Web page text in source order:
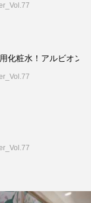
化粧水！アルビオン